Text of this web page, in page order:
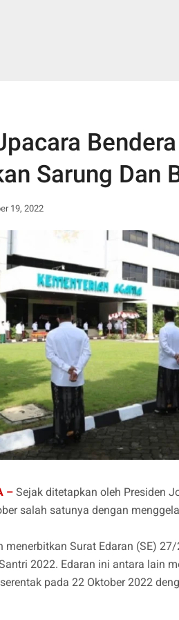
Sarung Dan
19, 2022
– Sejak ditetapkan oleh Presiden
salah satunya dengan
menerbitkan Surat Edaran (SE)
2022. Edaran ini antara lain
pada 22 Oktober 2022